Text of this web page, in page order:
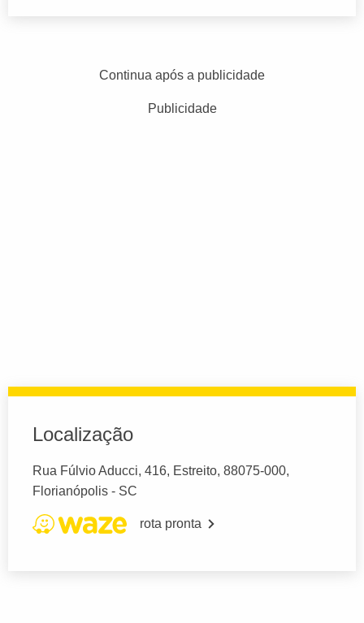
Continua após a publicidade
Publicidade
Localização
Rua Fúlvio Aducci, 416, Estreito, 88075-000,
Florianópolis - SC
rota pronta